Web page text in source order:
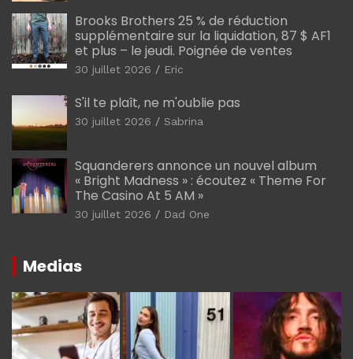
Brooks Brothers 25 % de réduction
supplémentaire sur la liquidation, 87 $ AF1
et plus – le jeudi. Poignée de ventes
30 juillet 2026 Eric
S'il te plaît, ne m'oublie pas
30 juillet 2026 Sabrina
Squanderers annonce un nouvel album
« Bright Madness » : écoutez « Theme For
The Casino At 5 AM »
30 juillet 2026 Dad One
Medias